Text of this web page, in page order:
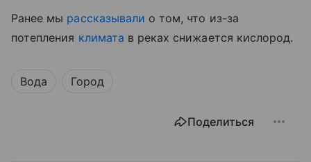
Ранее мы рассказывали о том, что из-за
потепления климата в реках снижается кислород.
Вода Город
Поделиться